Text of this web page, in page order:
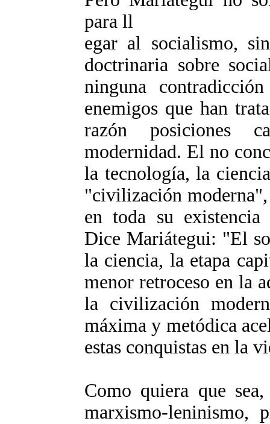
para ll
egar al socialismo,
doctrinaria sobre
ninguna
enemigos que han
razón posiciones
modernidad. El no
la tecnología, la
"civilización
en toda su
Dice Mariátegui: "El
la ciencia, la etapa
menor retroceso en la
la civilización
máxima y metódica
estas conquistas en la
Como quiera que
marxismo-leninismo,